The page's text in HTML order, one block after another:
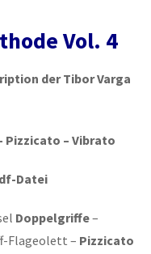
Vol. 4
der Tibor Varga
Pizzicato – Vibrato
Datei
Doppelgriffe–
Flageolett – Pizzicato